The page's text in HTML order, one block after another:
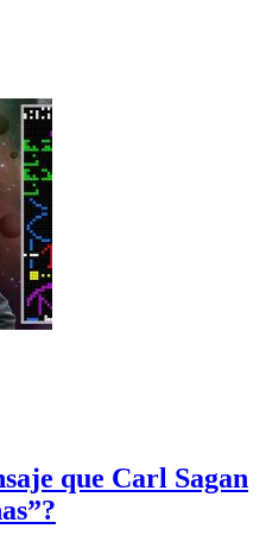
que Carl Sagan